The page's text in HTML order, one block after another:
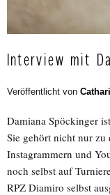
Interview mit
Veröffentlicht von
Damiana Spöckinger
Sie gehört nicht nur zu
Instagrammern und
noch selbst auf
RPZ Diamiro selbst